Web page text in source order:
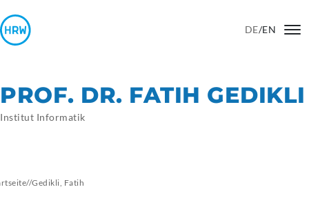
DE/EN
PROF. DR. FATIH GEDIKLI
Institut Informatik
//Gedikli, Fatih